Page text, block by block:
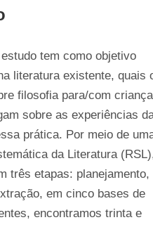
tem como objetivo
literatura existente, quais
filosofia para/com
sobre as experiências
prática. Por meio de
da Literatura
três etapas: planejamento,
em cinco bases de
encontramos trinta e